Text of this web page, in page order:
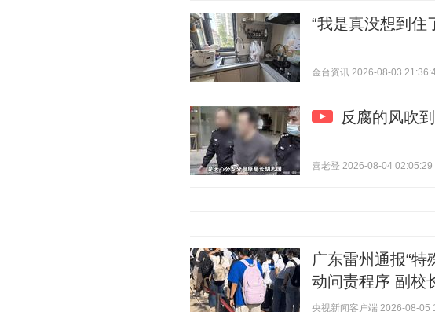
“我是真没想到住
金台资讯 2026-08-03
反腐的风吹
喜老登 2026-08-04 02:05:29
广东雷州通报“特
动问责程序 副校
央视新闻客户端 2026-08-05